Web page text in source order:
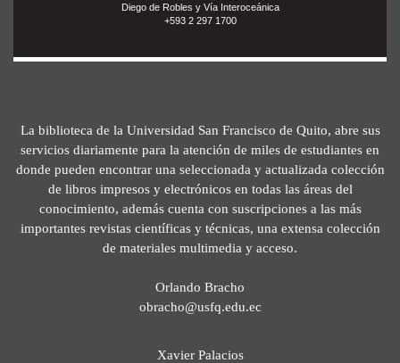
Diego de Robles y Vía Interoceánica
+593 2 297 1700
La biblioteca de la Universidad San Francisco de Quito, abre sus
servicios diariamente para la atención de miles de estudiantes en
donde pueden encontrar una seleccionada y actualizada colección
de libros impresos y electrónicos en todas las áreas del
conocimiento, además cuenta con suscripciones a las más
importantes revistas científicas y técnicas, una extensa colección
de materiales multimedia y acceso.
Orlando Bracho
obracho@usfq.edu.ec
Xavier Palacios